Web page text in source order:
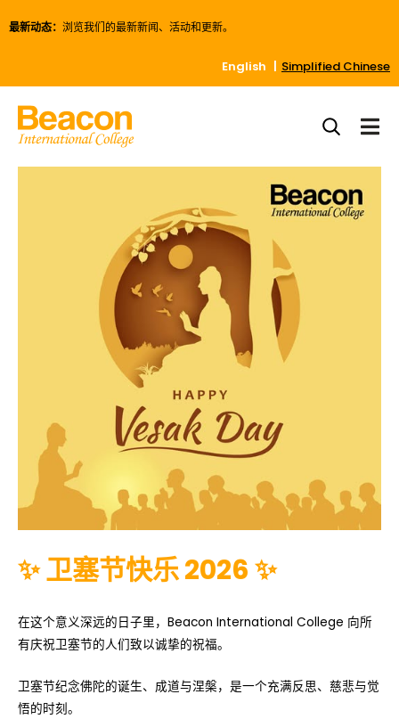
最新动态： 浏览我们的最新新闻、活动和更新。
English Simplified Chinese
✨ 卫塞节快乐 2026 ✨
在这个意义深远的日子里，Beacon International College 向所
有庆祝卫塞节的人们致以诚挚的祝福。
卫塞节纪念佛陀的诞生、成道与涅槃，是一个充满反思、慈悲与觉
悟的时刻。